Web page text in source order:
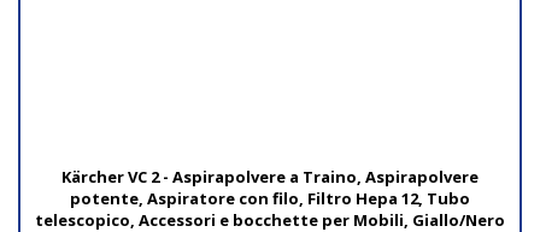
Kärcher VC 2 - Aspirapolvere a Traino, Aspirapolvere
potente, Aspiratore con filo, Filtro Hepa 12, Tubo
telescopico, Accessori e bocchette per Mobili, Giallo/Nero